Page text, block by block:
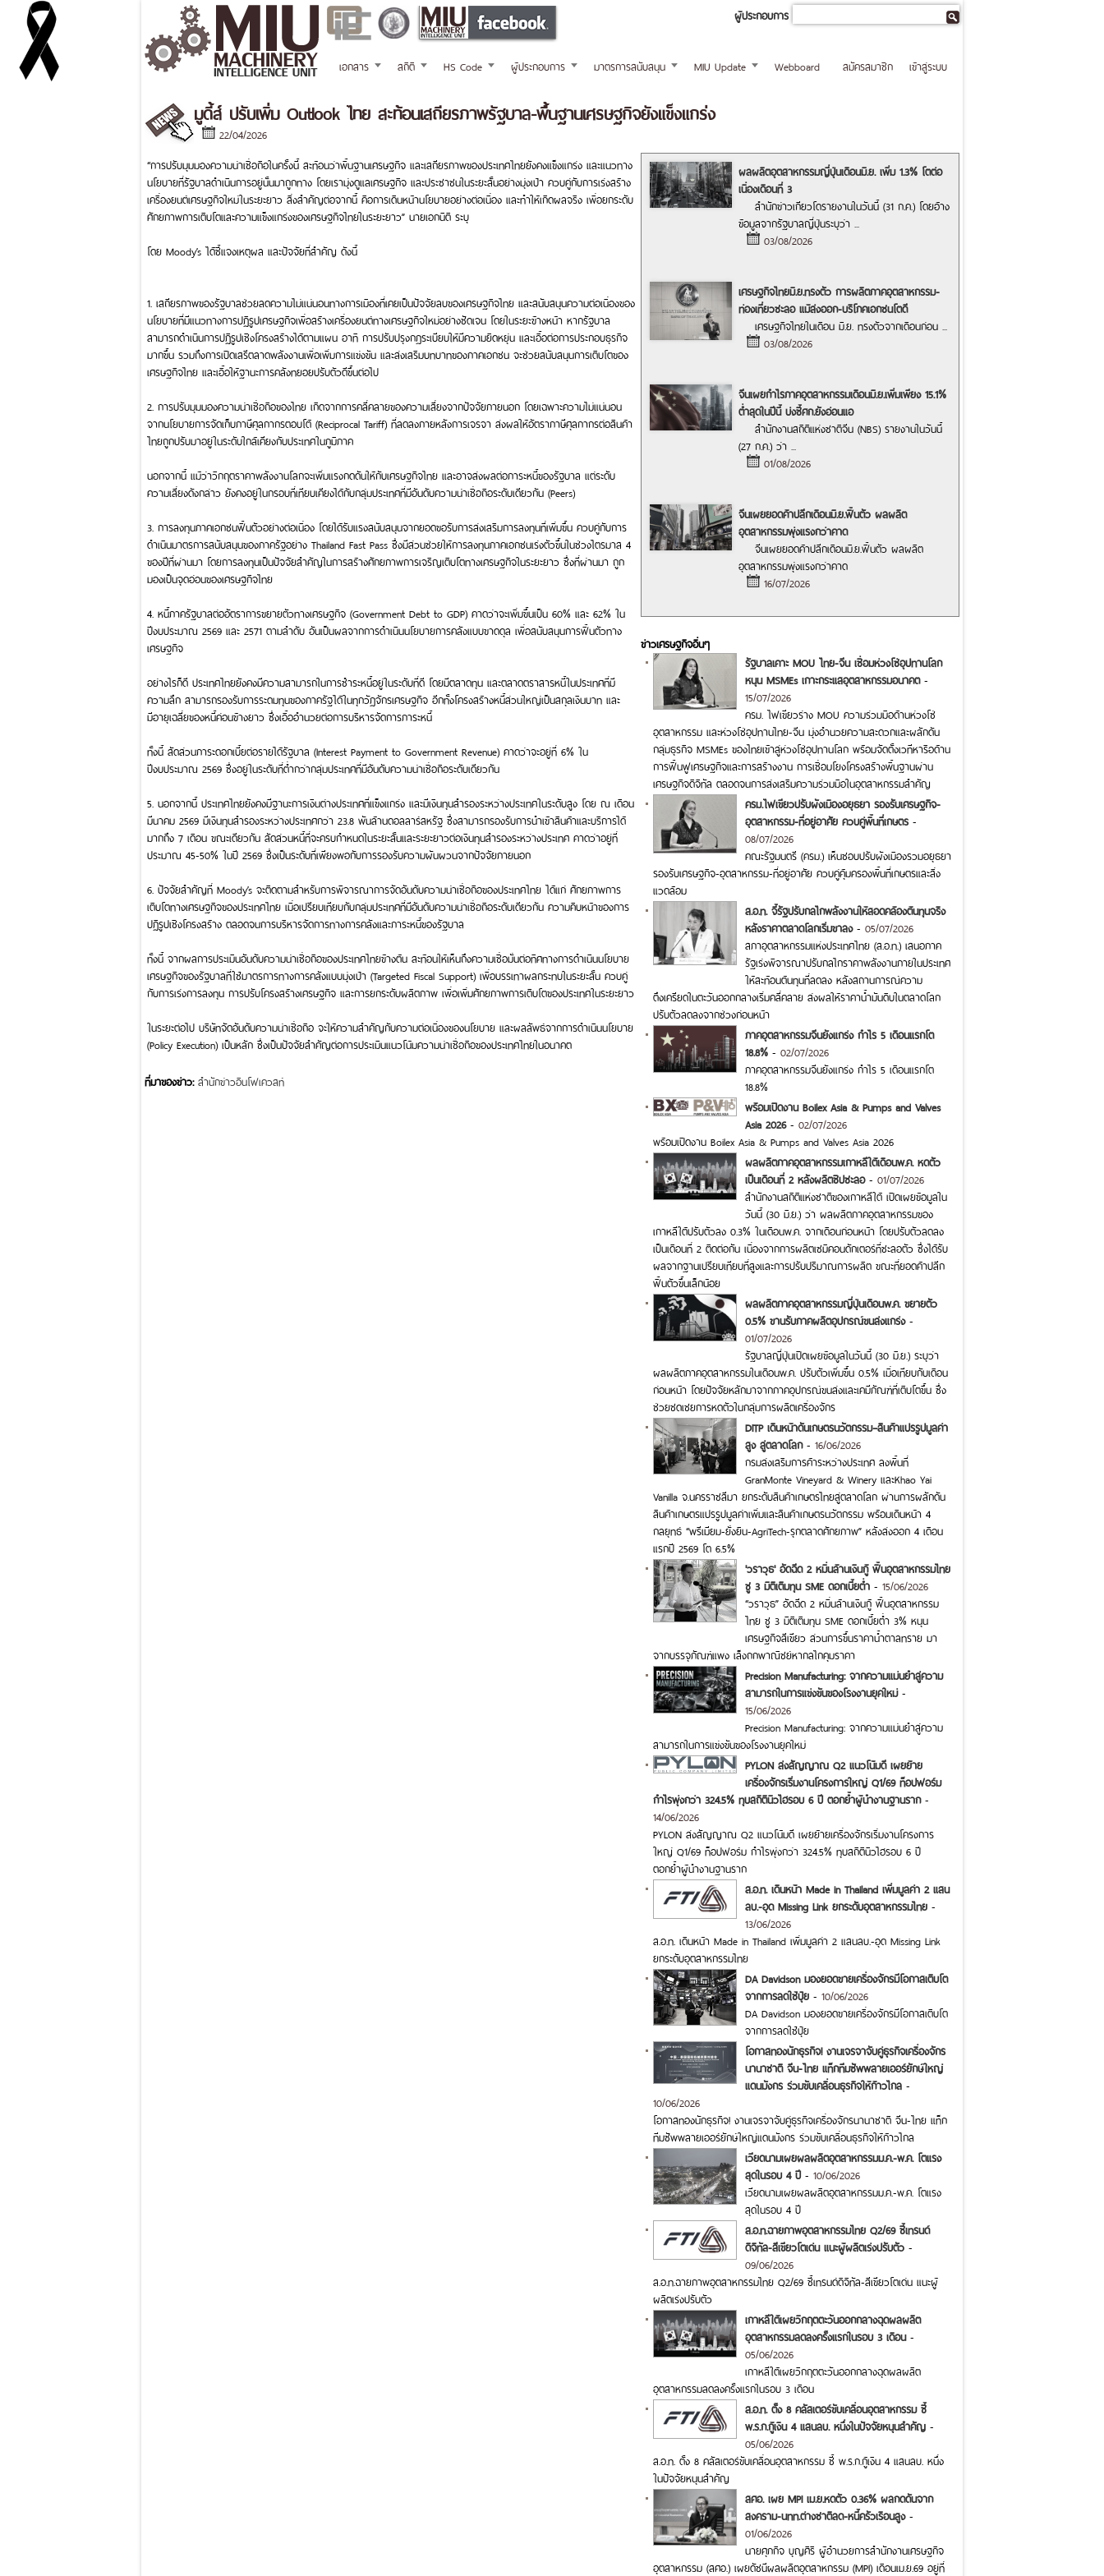
ผู้ประกอบการ
เอกสาร สถิติ HS Code ผู้ประกอบการ มาตรการสนับสนุน MIU Update Webboard เข้าสู่ระบบ
สมัครสมาชิก
มูดี้ส์ ปรับเพิ่ม Outlook ไทย สะท้อนเสถียรภาพรัฐบาล-พื้นฐานเศรษฐกิจยังแข็งแกร่ง
22/04/2026
“การปรับมุมมองความน่าเชื่อถือในครั้งนี้ สะท้อนว่าพื้นฐานเศรษฐกิจ และเสถียรภาพของประเทศไทยยังคงแข็งแกร่ง และแนวทาง
นโยบายที่รัฐบาลดำเนินการอยู่นั้นมาถูกทาง โดยเรามุ่งดูแลเศรษฐกิจ และประชาชนในระยะสั้นอย่างมุ่งเป้า ควบคู่กับการเร่งสร้าง
เครื่องยนต์เศรษฐกิจใหม่ในระยะยาว สิ่งสำคัญต่อจากนี้ คือการเดินหน้านโยบายอย่างต่อเนื่อง และทำให้เกิดผลจริง เพื่อยกระดับ
ศักยภาพการเติบโตและความแข็งแกร่งของเศรษฐกิจไทยในระยะยาว” นายเอกนิติ ระบุ
โดย Moody’s ได้ชี้แจงเหตุผล และปัจจัยที่สำคัญ ดังนี้
1. เสถียรภาพของรัฐบาลช่วยลดความไม่แน่นอนทางการเมืองที่เคยเป็นปัจจัยลบของเศรษฐกิจไทย และสนับสนุนความต่อเนื่องของ
นโยบายที่มีแนวทางการปฏิรูปเศรษฐกิจเพื่อสร้างเครื่องยนต์ทางเศรษฐกิจใหม่อย่างชัดเจน โดยในระยะข้างหน้า หากรัฐบาล
สามารถดำเนินการปฏิรูปเชิงโครงสร้างได้ตามแผน อาทิ การปรับปรุงกฎระเบียบให้มีความยืดหยุ่น และเอื้อต่อการประกอบธุรกิจ
มากขึ้น รวมถึงการเปิดเสรีตลาดพลังงานเพื่อเพิ่มการแข่งขัน และส่งเสริมบทบาทของภาคเอกชน จะช่วยสนับสนุนการเติบโตของ
เศรษฐกิจไทย และเอื้อให้ฐานะการคลังทยอยปรับตัวดีขึ้นต่อไป
2. การปรับมุมมองความน่าเชื่อถือของไทย เกิดจากการคลี่คลายของความเสี่ยงจากปัจจัยภายนอก โดยเฉพาะความไม่แน่นอน
จากนโยบายการจัดเก็บภาษีศุลกากรตอบโต้ (Reciprocal Tariff) ที่ลดลงภายหลังการเจรจา ส่งผลให้อัตราภาษีศุลกากรต่อสินค้า
ไทยถูกปรับมาอยู่ในระดับใกล้เคียงกับประเทศในภูมิภาค
นอกจากนี้ แม้ว่าวิกฤตราคาพลังงานโลกจะเพิ่มแรงกดดันให้กับเศรษฐกิจไทย และอาจส่งผลต่อภาระหนี้ของรัฐบาล แต่ระดับ
ความเสี่ยงดังกล่าว ยังคงอยู่ในกรอบที่เทียบเคียงได้กับกลุ่มประเทศที่มีอันดับความน่าเชื่อถือระดับเดียวกัน (Peers)
3. การลงทุนภาคเอกชนฟื้นตัวอย่างต่อเนื่อง โดยได้รับแรงสนับสนุนจากยอดขอรับการส่งเสริมการลงทุนที่เพิ่มขึ้น ควบคู่กับการ
ดำเนินมาตรการสนับสนุนของภาครัฐอย่าง Thailand Fast Pass ซึ่งมีส่วนช่วยให้การลงทุนภาคเอกชนเร่งตัวขึ้นในช่วงไตรมาส 4
ของปีที่ผ่านมา โดยการลงทุนเป็นปัจจัยสำคัญในการสร้างศักยภาพการเจริญเติบโตทางเศรษฐกิจในระยะยาว ซึ่งที่ผ่านมา ถูก
มองเป็นจุดอ่อนของเศรษฐกิจไทย
4. หนี้ภาครัฐบาลต่ออัตราการขยายตัวทางเศรษฐกิจ (Government Debt to GDP) คาดว่าจะเพิ่มขึ้นเป็น 60% และ 62% ใน
ปีงบประมาณ 2569 และ 2571 ตามลำดับ อันเป็นผลจากการดำเนินนโยบายการคลังแบบขาดดุล เพื่อสนับสนุนการฟื้นตัวทาง
เศรษฐกิจ
อย่างไรก็ดี ประเทศไทยยังคงมีความสามารถในการชำระหนี้อยู่ในระดับที่ดี โดยมีตลาดทุน และตลาดตราสารหนี้ในประเทศที่มี
ความลึก สามารถรองรับการระดมทุนของภาครัฐได้ในทุกวัฏจักรเศรษฐกิจ อีกทั้งโครงสร้างหนี้ส่วนใหญ่เป็นสกุลเงินบาท และ
มีอายุเฉลี่ยของหนี้ค่อนข้างยาว ซึ่งเอื้ออำนวยต่อการบริหารจัดการภาระหนี้
ทั้งนี้ สัดส่วนภาระดอกเบี้ยต่อรายได้รัฐบาล (Interest Payment to Government Revenue) คาดว่าจะอยู่ที่ 6% ใน
ปีงบประมาณ 2569 ซึ่งอยู่ในระดับที่ต่ำกว่ากลุ่มประเทศที่มีอันดับความน่าเชื่อถือระดับเดียวกัน
5. นอกจากนี้ ประเทศไทยยังคงมีฐานะการเงินต่างประเทศที่แข็งแกร่ง และมีเงินทุนสำรองระหว่างประเทศในระดับสูง โดย ณ เดือน
มีนาคม 2569 มีเงินทุนสำรองระหว่างประเทศกว่า 23.8 พันล้านดอลลาร์สหรัฐ ซึ่งสามารถรองรับการนำเข้าสินค้าและบริการได้
มากถึง 7 เดือน ขณะเดียวกัน สัดส่วนหนี้ที่จะครบกำหนดในระยะสั้นและระยะยาวต่อเงินทุนสำรองระหว่างประเทศ คาดว่าอยู่ที่
ประมาณ 45-50% ในปี 2569 ซึ่งเป็นระดับที่เพียงพอกับการรองรับความผันผวนจากปัจจัยภายนอก
6. ปัจจัยสำคัญที่ Moody’s จะติดตามสำหรับการพิจารณาการจัดอันดับความน่าเชื่อถือของประเทศไทย ได้แก่ ศักยภาพการ
เติบโตทางเศรษฐกิจของประเทศไทย เมื่อเปรียบเทียบกับกลุ่มประเทศที่มีอันดับความน่าเชื่อถือระดับเดียวกัน ความคืบหน้าของการ
ปฏิรูปเชิงโครงสร้าง ตลอดจนการบริหารจัดการทางการคลังและภาระหนี้ของรัฐบาล
ทั้งนี้ จากผลการประเมินอันดับความน่าเชื่อถือของประเทศไทยข้างต้น สะท้อนให้เห็นถึงความเชื่อมั่นต่อทิศทางการดำเนินนโยบาย
เศรษฐกิจของรัฐบาลที่ใช้มาตรการทางการคลังแบบมุ่งเป้า (Targeted Fiscal Support) เพื่อบรรเทาผลกระทบในระยะสั้น ควบคู่
กับการเร่งการลงทุน การปรับโครงสร้างเศรษฐกิจ และการยกระดับผลิตภาพ เพื่อเพิ่มศักยภาพการเติบโตของประเทศในระยะยาว
ในระยะต่อไป บริษัทจัดอันดับความน่าเชื่อถือ จะให้ความสำคัญกับความต่อเนื่องของนโยบาย และผลลัพธ์จากการดำเนินนโยบาย
(Policy Execution) เป็นหลัก ซึ่งเป็นปัจจัยสำคัญต่อการประเมินแนวโน้มความน่าเชื่อถือของประเทศไทยในอนาคต
ที่มาของข่าว: สำนักข่าวอินโฟเควสท์
ผลผลิตอุตสาหกรรมญี่ปุ่นเดือนมิ.ย. เพิ่ม 1.3% โตต่อ
เนื่องเดือนที่ 3
สำนักข่าวเกียวโดรายงานในวันนี้ (31 ก.ค.) โดยอ้าง
ข้อมูลจากรัฐบาลญี่ปุ่นระบุว่า ...
03/08/2026
เศรษฐกิจไทยมิ.ย.ทรงตัว การผลิตภาคอุตสาหกรรม-
ท่องเที่ยวชะลอ แม้ส่งออก-บริโภคเอกชนโตดี
เศรษฐกิจไทยในเดือน มิ.ย. ทรงตัวจากเดือนก่อน ...
03/08/2026
จีนเผยกำไรภาคอุตสาหกรรมเดือนมิ.ย.เพิ่มเพียง 15.1%
ต่ำสุดในปีนี้ บ่งชี้ศก.ยังอ่อนแอ
สำนักงานสถิติแห่งชาติจีน (NBS) รายงานในวันนี้
(27 ก.ค.) ว่า ...
01/08/2026
จีนเผยยอดค้าปลีกเดือนมิ.ย.ฟื้นตัว ผลผลิต
อุตสาหกรรมพุ่งแรงกว่าคาด
จีนเผยยอดค้าปลีกเดือนมิ.ย.ฟื้นตัว ผลผลิต
อุตสาหกรรมพุ่งแรงกว่าคาด
16/07/2026
ข่าวเศรษฐกิจอื่นๆ
รัฐบาลเคาะ MOU ไทย-จีน เชื่อมห่วงโซ่อุปทานโลก
หนุน MSMEs เกาะกระแสอุตสาหกรรมอนาคต-
15/07/2026
ครม. ไฟเขียวร่าง MOU ความร่วมมือด้านห่วงโซ่
อุตสาหกรรม และห่วงโซ่อุปทานไทย-จีน มุ่งอำนวยความสะดวกและผลักดัน
กลุ่มธุรกิจ MSMEs ของไทยเข้าสู่ห่วงโซ่อุปทานโลก พร้อมจัดตั้งเวทีหารือด้าน
การฟื้นฟูเศรษฐกิจและการสร้างงาน การเชื่อมโยงโครงสร้างพื้นฐานผ่าน
เศรษฐกิจดิจิทัล ตลอดจนการส่งเสริมความร่วมมือในอุตสาหกรรมสำคัญ
ครม.ไฟเขียวปรับผังเมืองอยุธยา รองรับเศรษฐกิจ-
อุตสาหกรรม-ที่อยู่อาศัย ควบคู่พื้นที่เกษตร -
08/07/2026
คณะรัฐมนตรี (ครม.) เห็นชอบปรับผังเมืองรวมอยุธยา
รองรับเศรษฐกิจ-อุตสาหกรรม-ที่อยู่อาศัย ควบคู่คุ้มครองพื้นที่เกษตรและสิ่ง
แวดล้อม
ส.อ.ท. จี้รัฐปรับกลไกพลังงานให้สอดคล้องต้นทุนจริง
หลังราคาตลาดโลกเริ่มขาลง- 05/07/2026
สภาอุตสาหกรรมแห่งประเทศไทย (ส.อ.ท.) เสนอภาค
รัฐเร่งพิจารณาปรับกลไกราคาพลังงานภายในประเทศ
ให้สะท้อนต้นทุนที่ลดลง หลังสถานการณ์ความ
ตึงเครียดในตะวันออกกลางเริ่มคลี่คลาย ส่งผลให้ราคาน้ำมันดิบในตลาดโลก
ปรับตัวลดลงจากช่วงก่อนหน้า
ภาคอุตสาหกรรมจีนยังแกร่ง กำไร 5 เดือนแรกโต
18.8% - 02/07/2026
ภาคอุตสาหกรรมจีนยังแกร่ง กำไร 5 เดือนแรกโต
18.8%
พร้อมเปิดงาน Boilex Asia & Pumps and Valves
Asia 2026- 02/07/2026
พร้อมเปิดงาน Boilex Asia & Pumps and Valves Asia 2026
ผลผลิตภาคอุตสาหกรรมเกาหลีใต้เดือนพ.ค. หดตัว
เป็นเดือนที่ 2 หลังผลิตชิปชะลอ- 01/07/2026
สำนักงานสถิติแห่งชาติของเกาหลีใต้ เปิดเผยข้อมูลใน
วันนี้ (30 มิ.ย.) ว่า ผลผลิตภาคอุตสาหกรรมของ
เกาหลีใต้ปรับตัวลง 0.3% ในเดือนพ.ค. จากเดือนก่อนหน้า โดยปรับตัวลดลง
เป็นเดือนที่ 2 ติดต่อกัน เนื่องจากการผลิตเซมิคอนดักเตอร์ที่ชะลอตัว ซึ่งได้รับ
ผลจากฐานเปรียบเทียบที่สูงและการปรับปริมาณการผลิต ขณะที่ยอดค้าปลีก
ฟื้นตัวขึ้นเล็กน้อย
ผลผลิตภาคอุตสาหกรรมญี่ปุ่นเดือนพ.ค. ขยายตัว
0.5% ขานรับภาคผลิตอุปกรณ์ขนส่งแกร่ง-
01/07/2026
รัฐบาลญี่ปุ่นเปิดเผยข้อมูลในวันนี้ (30 มิ.ย.) ระบุว่า
ผลผลิตภาคอุตสาหกรรมในเดือนพ.ค. ปรับตัวเพิ่มขึ้น 0.5% เมื่อเทียบกับเดือน
ก่อนหน้า โดยปัจจัยหลักมาจากภาคอุปกรณ์ขนส่งและเคมีภัณฑ์ที่เติบโตขึ้น ซึ่ง
ช่วยชดเชยการหดตัวในกลุ่มการผลิตเครื่องจักร
DITP เดินหน้าดันเกษตรนวัตกรรม–สินค้าแปรรูปมูลค่า
สูง สู่ตลาดโลก- 16/06/2026
กรมส่งเสริมการค้าระหว่างประเทศ ลงพื้นที่
GranMonte Vineyard & Winery และKhao Yai
Vanilla จ.นครราชสีมา ยกระดับสินค้าเกษตรไทยสู่ตลาดโลก ผ่านการผลักดัน
สินค้าเกษตรแปรรูปมูลค่าเพิ่มและสินค้าเกษตรนวัตกรรม พร้อมเดินหน้า 4
กลยุทธ์ “พรีเมียม-ยั่งยืน-AgriTech-รุกตลาดศักยภาพ” หลังส่งออก 4 เดือน
แรกปี 2569 โต 6.5%
'วราวุธ' อัดฉีด 2 หมื่นล้านเงินกู้ ฟื้นอุตสาหกรรมไทย
ชู 3 มิติเติมทุน SME ดอกเบี้ยต่ำ - 15/06/2026
“วราวุธ” อัดฉีด 2 หมื่นล้านเงินกู้ ฟื้นอุตสาหกรรม
ไทย ชู 3 มิติเติมทุน SME ดอกเบี้ยต่ำ 3% หนุน
เศรษฐกิจสีเขียว ส่วนการขึ้นราคาน้ำตาลทราย มา
จากบรรจุภัณฑ์แพง เล็งถกพาณิชย์หากลไกคุมราคา
Precision Manufacturing: จากความแม่นยำสู่ความ
สามารถในการแข่งขันของโรงงานยุคใหม่-
15/06/2026
Precision Manufacturing: จากความแม่นยำสู่ความ
สามารถในการแข่งขันของโรงงานยุคใหม่
PYLON ส่งสัญญาณ Q2 แนวโน้มดี เผยย้าย
เครื่องจักรเริ่มงานโครงการใหญ่ Q1/69 ท็อปฟอร์ม
กำไรพุ่งกว่า 324.5% ทุบสถิตินิวไฮรอบ 6 ปี ตอกย้ำผู้นำงานฐานราก-
14/06/2026
PYLON ส่งสัญญาณ Q2 แนวโน้มดี เผยย้ายเครื่องจักรเริ่มงานโครงการ
ใหญ่ Q1/69 ท็อปฟอร์ม กำไรพุ่งกว่า 324.5% ทุบสถิตินิวไฮรอบ 6 ปี
ตอกย้ำผู้นำงานฐานราก
ส.อ.ท. เดินหน้า Made in Thailand เพิ่มมูลค่า 2 แสน
ลบ.-อุด Missing Link ยกระดับอุตสาหกรรมไทย -
13/06/2026
ส.อ.ท. เดินหน้า Made in Thailand เพิ่มมูลค่า 2 แสนลบ.-อุด Missing Link
ยกระดับอุตสาหกรรมไทย
DA Davidson มองยอดขายเครื่องจักรมีโอกาสเติบโต
จากการลดใช้ปุ๋ย - 10/06/2026
DA Davidson มองยอดขายเครื่องจักรมีโอกาสเติบโต
จากการลดใช้ปุ๋ย
โอกาสทองนักธุรกิจ! งานเจรจาจับคู่ธุรกิจเครื่องจักร
นานาชาติ จีน-ไทย แท็กทีมซัพพลายเออร์ยักษ์ใหญ่
แดนมังกร ร่วมขับเคลื่อนธุรกิจให้ก้าวไกล -
10/06/2026
โอกาสทองนักธุรกิจ! งานเจรจาจับคู่ธุรกิจเครื่องจักรนานาชาติ จีน-ไทย แท็ก
ทีมซัพพลายเออร์ยักษ์ใหญ่แดนมังกร ร่วมขับเคลื่อนธุรกิจให้ก้าวไกล
เวียดนามเผยผลผลิตอุตสาหกรรมม.ค.-พ.ค. โตแรง
สุดในรอบ 4 ปี- 10/06/2026
เวียดนามเผยผลผลิตอุตสาหกรรมม.ค.-พ.ค. โตแรง
สุดในรอบ 4 ปี
ส.อ.ท.ฉายภาพอุตสาหกรรมไทย Q2/69 ชี้เทรนด์
ดิจิทัล-สีเขียวโตเด่น แนะผู้ผลิตเร่งปรับตัว -
09/06/2026
ส.อ.ท.ฉายภาพอุตสาหกรรมไทย Q2/69 ชี้เทรนด์ดิจิทัล-สีเขียวโตเด่น แนะผู้
ผลิตเร่งปรับตัว
เกาหลีใต้เผยวิกฤตตะวันออกกลางฉุดผลผลิต
อุตสาหกรรมลดลงครั้งแรกในรอบ 3 เดือน-
05/06/2026
เกาหลีใต้เผยวิกฤตตะวันออกกลางฉุดผลผลิต
อุตสาหกรรมลดลงครั้งแรกในรอบ 3 เดือน
ส.อ.ท. ตั้ง 8 คลัสเตอร์ขับเคลื่อนอุตสาหกรรม ชี้
พ.ร.ก.กู้เงิน 4 แสนลบ. หนึ่งในปัจจัยหนุนสำคัญ -
05/06/2026
ส.อ.ท. ตั้ง 8 คลัสเตอร์ขับเคลื่อนอุตสาหกรรม ชี้ พ.ร.ก.กู้เงิน 4 แสนลบ. หนึ่ง
ในปัจจัยหนุนสำคัญ
สศอ. เผย MPI เม.ย.หดตัว 0.36% ผลกดดันจาก
สงคราม-นทท.ต่างชาติลด-หนี้ครัวเรือนสูง-
01/06/2026
นายศุภกิจ บุญศิริ ผู้อำนวยการสำนักงานเศรษฐกิจ
อุตสาหกรรม (สศอ.) เผยดัชนีผลผลิตอุตสาหกรรม (MPI) เดือนเม.ย.69 อยู่ที่